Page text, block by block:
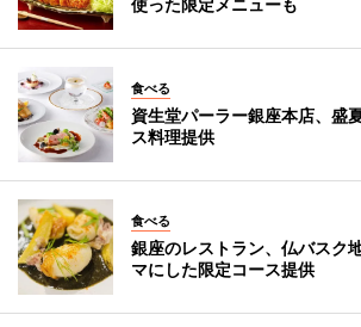
食べる
資生堂パーラー銀座本店、盛
ス料理提供
食べる
銀座のレストラン、仏バスク
マにした限定コース提供